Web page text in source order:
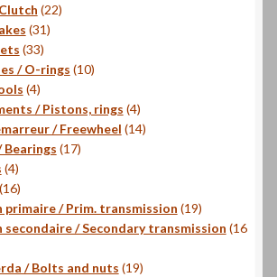
2222
3131
3333
produits
/ O-rings 1010
44
produits
/ Pistons, rings 44
produits
/ Freewheel 1414
Bearings 1717
44
produits
1616
produits
primaire / Prim. transmission 1919
produits
secondaire / Secondary transmission 16
/ Bolts and nuts 1919